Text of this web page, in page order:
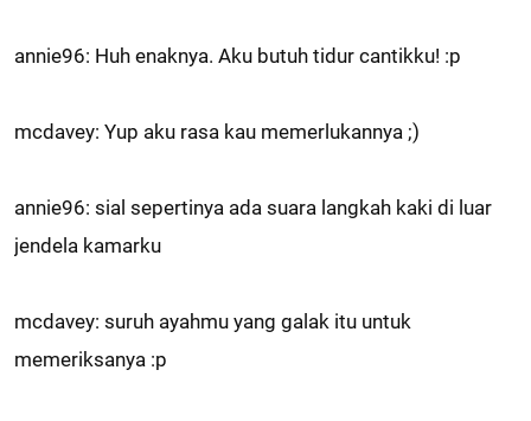
annie96: Huh enaknya. Aku butuh tidur cantikku! :p
mcdavey: Yup aku rasa kau memerlukannya ;)
annie96: sial sepertinya ada suara langkah kaki di luar
jendela kamarku
mcdavey: suruh ayahmu yang galak itu untuk
memeriksanya :p